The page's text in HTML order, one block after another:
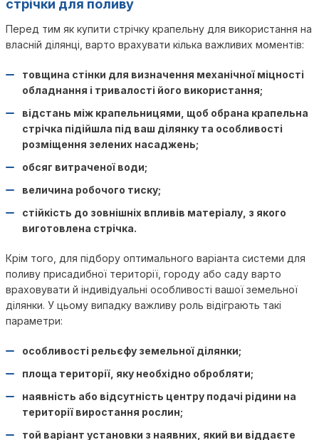
стрічки для поливу
Перед тим як купити стрічку крапельну для використання на
власній ділянці, варто врахувати кілька важливих моментів:
товщина стінки для визначення механічної міцності
обладнання і тривалості його використання;
відстань між крапельницями, щоб обрана крапельна
стрічка підійшла під ваш ділянку та особливості
розміщення зелених насаджень;
обсяг витраченої води;
величина робочого тиску;
стійкість до зовнішніх впливів матеріалу, з якого
виготовлена стрічка.
Крім того, для підбору оптимального варіанта системи для
поливу присадибної території, городу або саду варто
враховувати й індивідуальні особливості вашої земельної
ділянки. У цьому випадку важливу роль відіграють такі
параметри:
особливості рельєфу земельної ділянки;
площа території, яку необхідно обробляти;
наявність або відсутність центру подачі рідини на
території виростання рослин;
той варіант установки з наявних, який ви віддаєте